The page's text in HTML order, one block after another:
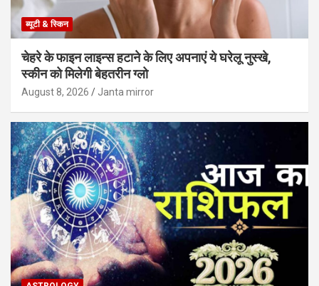
ब्यूटी & स्किन
चेहरे के फाइन लाइन्स हटाने के लिए अपनाएं ये घरेलू नुस्खे,
स्कीन को मिलेगी बेहतरीन ग्लो
August 8, 2026 Janta mirror